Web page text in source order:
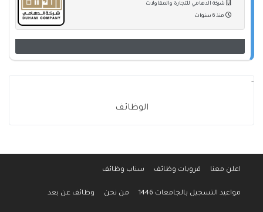
شركة الدهامي للتجارة والمقاولات
منذ 6 سنوات
-
الوظائف
اعلن معنا قروبات وظائف سناب وظائف
مواعيد التسجيل بالجامعات 1446 من نحن وظائف عن بعد